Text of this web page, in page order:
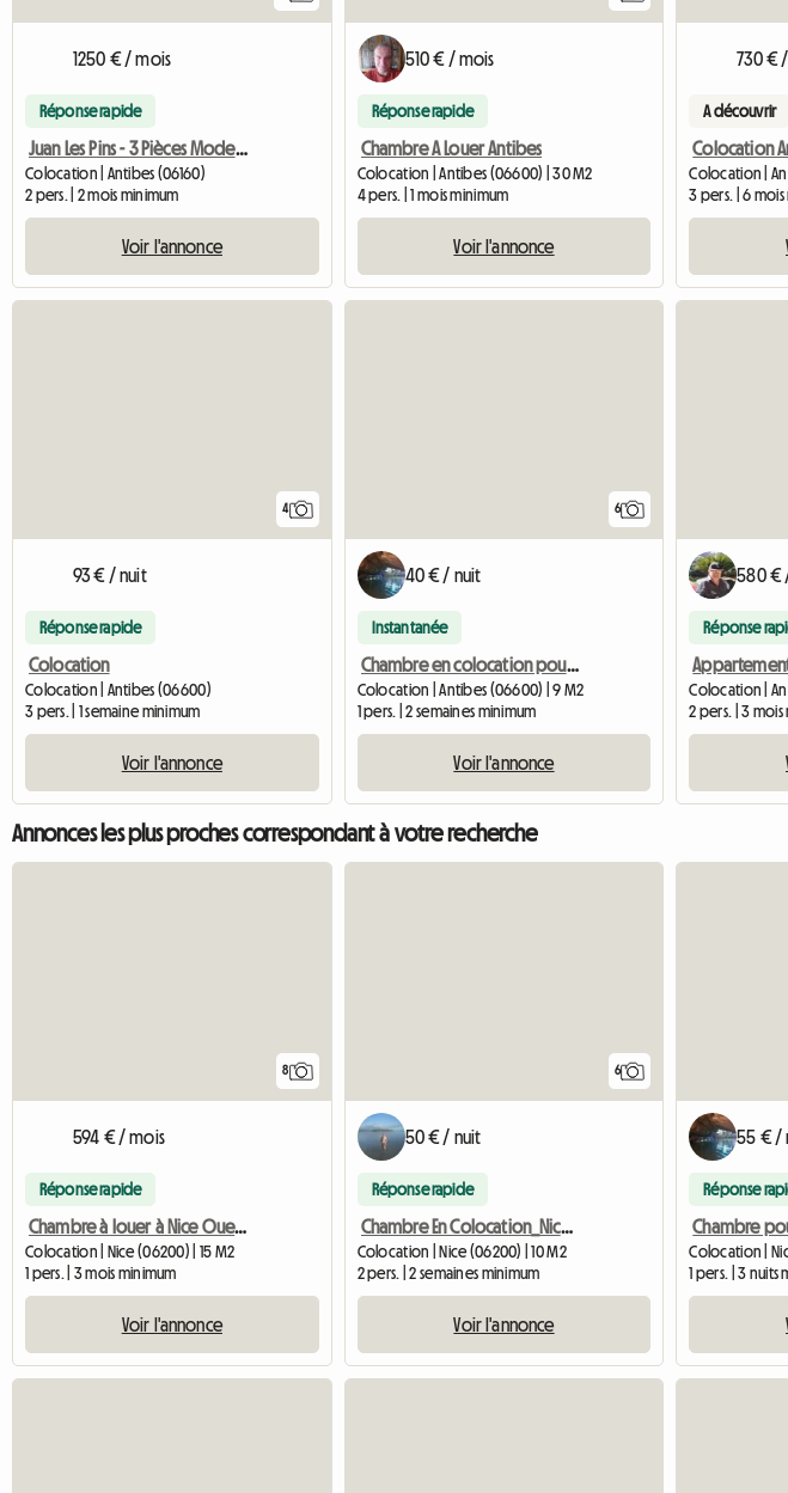
1250 € / mois
Réponse rapide
Juan Les Pins - 3 Pièces Moderne Meublé à Neuf Pour Colocati
Colocation | Antibes (06160)
2 pers. | 2 mois minimum
Voir l'annonce
510 € / mois
Réponse rapide
Chambre A Louer Antibes
Colocation | Antibes (06600) | 30 M2
4 pers. | 1 mois minimum
Voir l'annonce
730 €
A découvrir
Colocation |
3 pers. | 6
4
93 € / nuit
Réponse rapide
Colocation
Colocation | Antibes (06600)
3 pers. | 1 semaine minimum
Voir l'annonce
6
40 € / nuit
Instantanée
Chambre en colocation pour couple/étudiant(e)
Colocation | Antibes (06600) | 9 M2
1 pers. | 2 semaines minimum
Voir l'annonce
580 €
Réponse
Colocation |
2 pers. | 3 mois
Annonces les plus proches correspondant à votre recherche
8
594 € / mois
Réponse rapide
Chambre à louer à Nice Ouest pres de EDHEC Business School
Colocation | Nice (06200) | 15 M2
1 pers. | 3 mois minimum
Voir l'annonce
6
50 € / nuit
Réponse rapide
Chambre En Colocation_Nice Ouest
Colocation | Nice (06200) | 10 M2
2 pers. | 2 semaines minimum
Voir l'annonce
55 € /
Réponse
Colocation |
1 pers. | 3 nuits